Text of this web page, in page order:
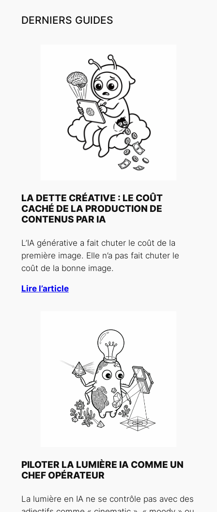
DERNIERS GUIDES
LA DETTE CRÉATIVE : LE COÛT
CACHÉ DE LA PRODUCTION DE
CONTENUS PAR IA
L’IA générative a fait chuter le coût de la
première image. Elle n’a pas fait chuter le
coût de la bonne image.
Lire l’article
PILOTER LA LUMIÈRE IA COMME UN
CHEF OPÉRATEUR
La lumière en IA ne se contrôle pas avec des